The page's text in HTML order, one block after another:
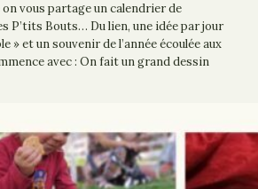
vous partage un calendrier de
P’tits Bouts… Du lien, une idée par jour
» et un souvenir de l’année écoulée aux
avec : On fait un grand dessin